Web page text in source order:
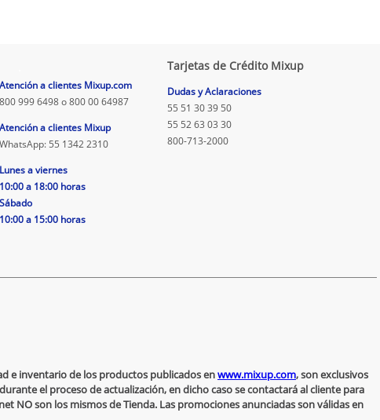
Atención a clientes Mixup.com
800 999 6498 o 800 00 64987
Atención a clientes Mixup
WhatsApp: 55 1342 2310
Lunes a viernes
10:00 a 18:00 horas
Sábado
10:00 a 15:00 horas
Tarjetas de Crédito Mixup
Dudas y Aclaraciones
55 51 30 39 50
55 52 63 03 30
800-713-2000
e inventario de los productos publicados enwww.mixup.com, son exclusivos
el proceso de actualización, en dicho caso se contactará al cliente para
NO son los mismos de Tienda. Las promociones anunciadas son válidas en